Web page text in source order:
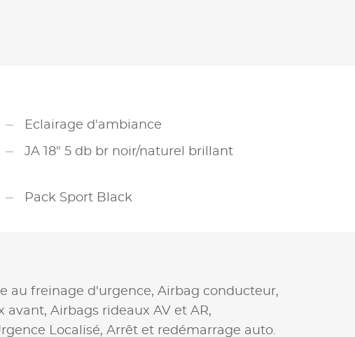
Eclairage d'ambiance
JA 18" 5 db br noir/naturel brillant
Pack Sport Black
au freinage d'urgence, Airbag conducteur,
avant, Airbags rideaux AV et AR,
Localisé, Arrêt et redémarrage auto.